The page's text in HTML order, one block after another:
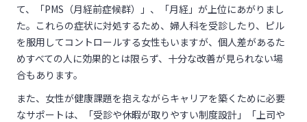
て、「PMS（月経前症候群）」、「月経」が上位にあがりまし
た。これらの症状に対処するため、婦人科を受診したり、ピル
を服用してコントロールする女性もいますが、個人差があるた
めすべての人に効果的とは限らず、十分な改善が見られない場
合もあります。
また、女性が健康課題を抱えながらキャリアを築くために必要
なサポートは、「受診や休暇が取りやすい制度設計」「上司や